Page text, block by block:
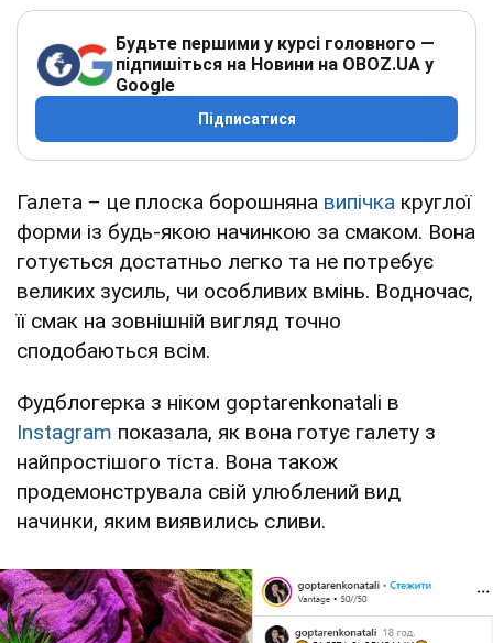
Будьте першими у курсі головного —
підпишіться на Новини на OBOZ.UA у
Google
Підписатися
Галета – це плоска борошняна випічка круглої
форми із будь-якою начинкою за смаком. Вона
готується достатньо легко та не потребує
великих зусиль, чи особливих вмінь. Водночас,
її смак на зовнішній вигляд точно
сподобаються всім.
Фудблогерка з ніком goptarenkonatali в
Instagram показала, як вона готує галету з
найпростішого тіста. Вона також
продемонструвала свій улюблений вид
начинки, яким виявились сливи.